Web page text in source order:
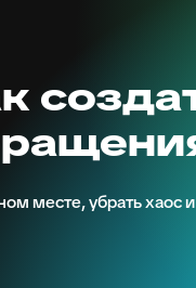
месте, убрать хаос и